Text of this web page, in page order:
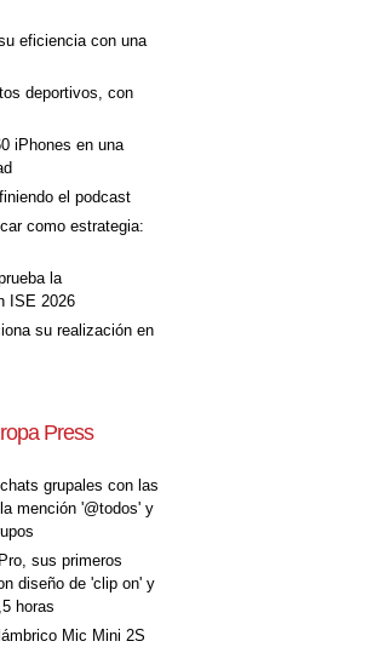
eficiencia con una
deportivos, con
iPhones en una
el podcast
como estrategia:
la
ISE 2026
su realización en
Press
grupales con las
mención '@todos' y
sus primeros
diseño de 'clip on' y
horas
Mic Mini 2S